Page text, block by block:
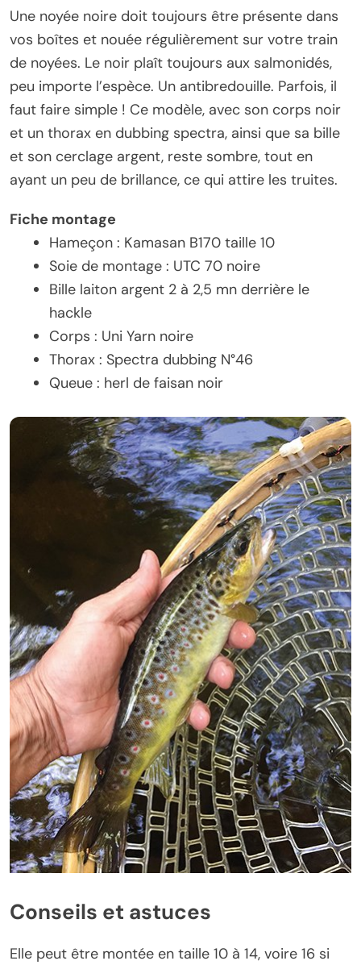
Une noyée noire doit toujours être présente dans
vos boîtes et nouée régulièrement sur votre train
de noyées. Le noir plaît toujours aux salmonidés,
peu importe l’espèce. Un antibredouille. Parfois, il
faut faire simple ! Ce modèle, avec son corps noir
et un thorax en dubbing spectra, ainsi que sa bille
et son cerclage argent, reste sombre, tout en
ayant un peu de brillance, ce qui attire les truites.
Fiche montage
Hameçon : Kamasan B170 taille 10
Soie de montage : UTC 70 noire
Bille laiton argent 2 à 2,5 mn derrière le
hackle
Corps : Uni Yarn noire
Thorax : Spectra dubbing N°46
Queue : herl de faisan noir
Conseils et astuces
Elle peut être montée en taille 10 à 14, voire 16 si